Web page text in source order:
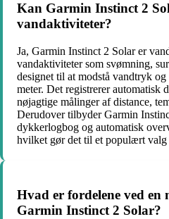
Kan Garmin Instinct 2
vandaktiviteter?
Ja, Garmin Instinct 2 Solar er
vandaktiviteter som svømning,
designet til at modstå vandtryk
meter. Det registrerer automatisk
nøjagtige målinger af distance,
Derudover tilbyder Garmin
dykkerlogbog og automatisk
hvilket gør det til et populært valg
Hvad er fordelene ved
Garmin Instinct 2 Solar?